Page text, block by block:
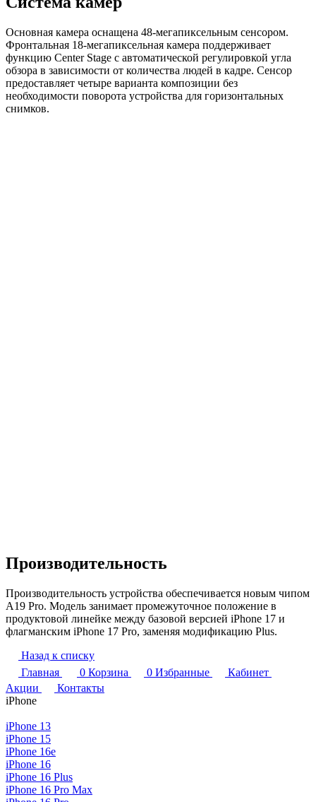
Основная камера оснащена 48-мегапиксельным сенсором.
Фронтальная 18-мегапиксельная камера поддерживает
функцию Center Stage с автоматической регулировкой угла
обзора в зависимости от количества людей в кадре. Сенсор
предоставляет четыре варианта композиции без
необходимости поворота устройства для горизонтальных
снимков.
Производительность
Производительность устройства обеспечивается новым чипом
A19 Pro. Модель занимает промежуточное положение в
продуктовой линейке между базовой версией iPhone 17 и
флагманским iPhone 17 Pro, заменяя модификацию Plus.
Назад к списку
Главная
0 Корзина 0 Избранные
Кабинет
Акции
Контакты
iPhone
iPhone 13
iPhone 15
iPhone 16e
iPhone 16
iPhone 16 Plus
iPhone 16 Pro Max